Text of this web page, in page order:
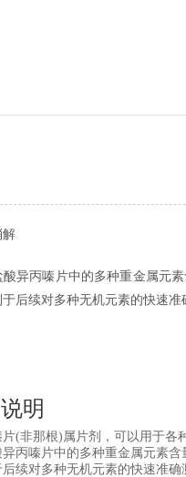
解
酸异丙嗪片中的多种重金属元
后续对多种无机元素的快速准
明
片(非那根)属片剂，可以用于各
丙嗪片中的多种重金属元素
续对多种无机元素的快速准确